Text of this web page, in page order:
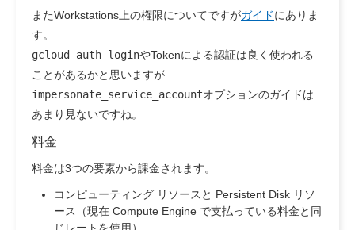
またWorkstations上の権限についてですがガイドにありま
す。
gcloud auth loginやTokenによる認証は良く使われる
ことがあるかと思いますが
impersonate_service_accountオプションのガイドは
あまり見ないですね。
料金
料金は3つの要素から課金されます。
コンピューティング リソースと Persistent Disk リソ
ース（現在 Compute Engine で支払っている料金と同